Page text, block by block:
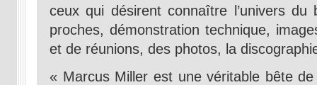
ceux qui désirent connaître l’univers
proches, démonstration technique,
et de réunions, des photos, la
« Marcus Miller est une véritable bête